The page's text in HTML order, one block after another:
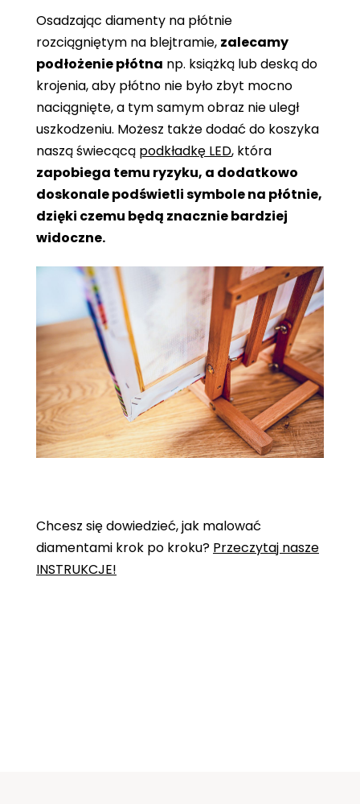
Osadzając diamenty na płótnie
rozciągniętym na blejtramie, zalecamy
podłożenie płótna np. książką lub deską do
krojenia, aby płótno nie było zbyt mocno
naciągnięte, a tym samym obraz nie uległ
uszkodzeniu. Możesz także dodać do koszyka
naszą świecącą podkładkę LED, która
zapobiega temu ryzyku, a dodatkowo
doskonale podświetli symbole na płótnie,
dzięki czemu będą znacznie bardziej
widoczne.
Chcesz się dowiedzieć, jak malować
diamentami krok po kroku? Przeczytaj nasze
INSTRUKCJE!